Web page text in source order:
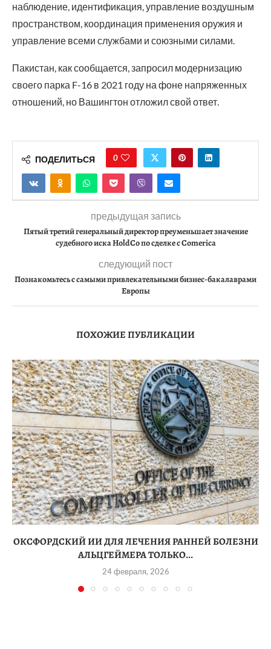
наблюдение, идентификация, управление воздушным
пространством, координация применения оружия и
управление всеми службами и союзными силами.
Пакистан, как сообщается, запросил модернизацию
своего парка F-16 в 2021 году на фоне напряженных
отношений, но Вашингтон отложил свой ответ.
ПОДЕЛИТЬСЯ 0
предыдущая запись
Пятый третий генеральный директор преуменьшает значение
судебного иска HoldCo по сделке с Comerica
следующий пост
Познакомьтесь с самыми привлекательными бизнес-бакалаврами
Европы
ПОХОЖИЕ ПУБЛИКАЦИИ
ОКСФОРДСКИЙ ИИ ДЛЯ ЛЕЧЕНИЯ РАННЕЙ БОЛЕЗНИ
АЛЬЦГЕЙМЕРА ТОЛЬКО...
24 февраля, 2026